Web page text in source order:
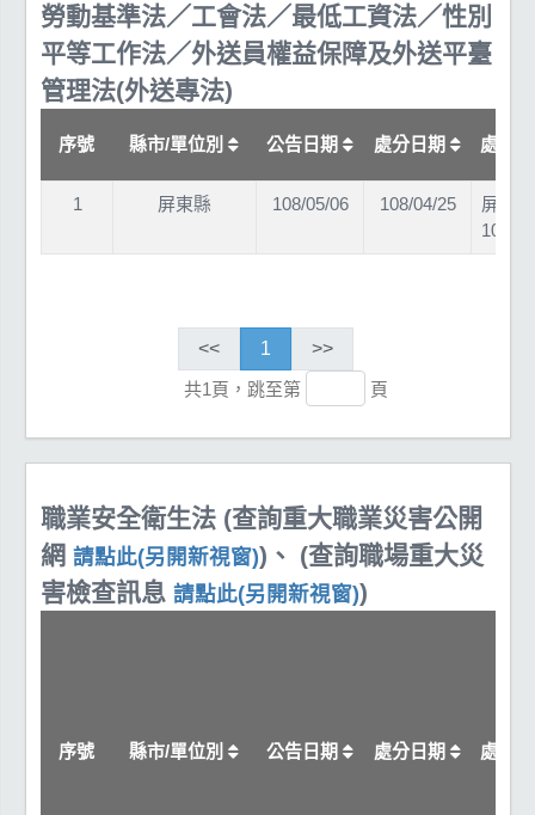
勞動基準法／工會法／最低工資法／性別
平等工作法／外送員權益保障及外送平臺
管理法(外送專法)
序號 縣市/單位別 公告日期 處分日期 處分
1 屏東縣 108/05/06 108/04/25
屏府
<< 1
>>
共1頁，跳至第
頁
職業安全衛生法 (查詢重大職業災害公開
網 請點此(另開新視窗))、 (查詢職場重大災
害檢查訊息 請點此(另開新視窗))
序號 縣市/單位別 公告日期 處分日期 處分